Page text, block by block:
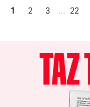
1 2 3 … 22